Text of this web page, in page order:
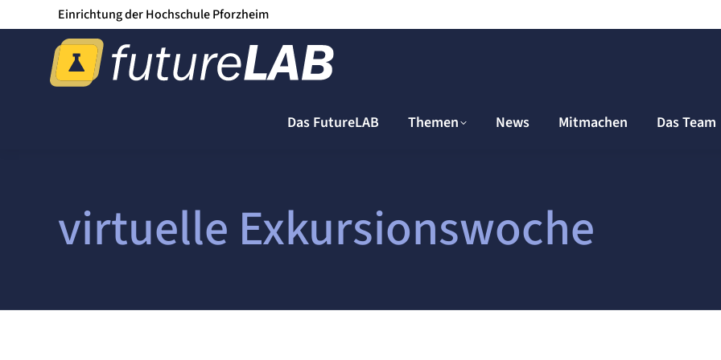
Einrichtung der Hochschule Pforzheim
Das FutureLAB Themen News Mitmachen Das Team
virtuelle Exkursionswoche